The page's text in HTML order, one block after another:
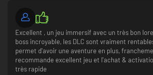
Excellent , un jeu immersif avec un très bon
boss incroyable, les DLC sont vraiment
permet d'avoir une aventure en plus,
recommande excellent jeu et l'achat &
très rapide